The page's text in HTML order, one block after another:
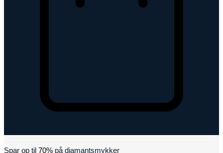
Spar op til 70% på diamantsmykker